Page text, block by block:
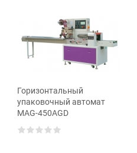
Горизонтальный
упаковочный автомат
MAG-450AGD